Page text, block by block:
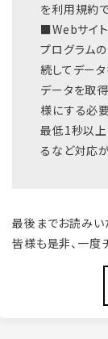
を利用規約
■Webサイ
プログラム
続してデー
データを取
様にする必
最低1秒以
るなど対応
最後までお読みい
皆様も是非、一度